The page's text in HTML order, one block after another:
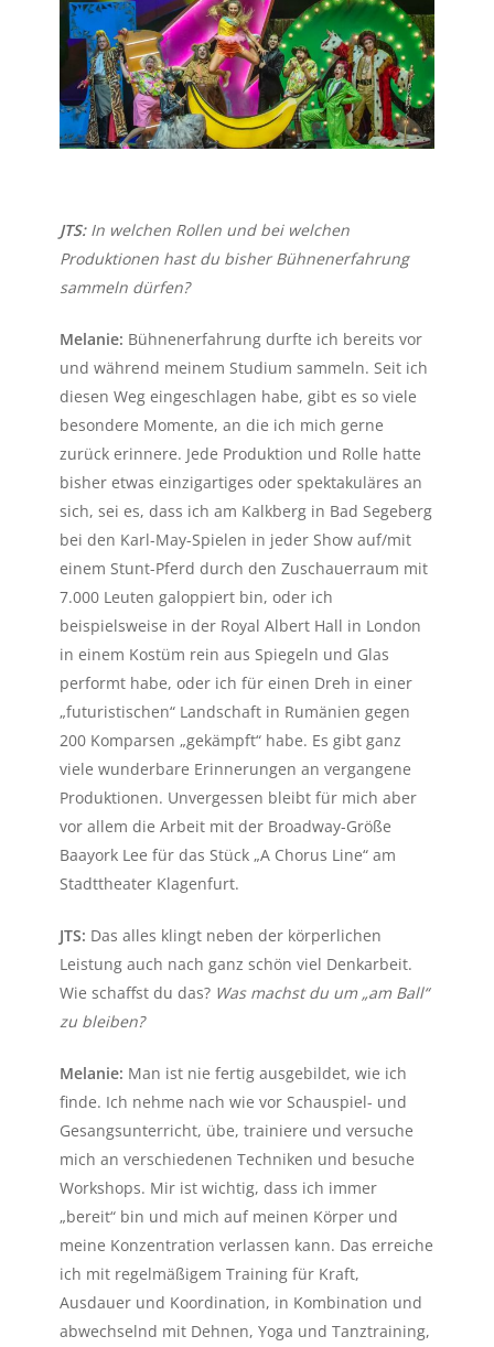
JTS:In welchen Rollen und bei welchen
Produktionen hast du bisher Bühnenerfahrung
sammeln dürfen?
Melanie: Bühnenerfahrung durfte ich bereits vor
und während meinem Studium sammeln. Seit ich
diesen Weg eingeschlagen habe, gibt es so viele
besondere Momente, an die ich mich gerne
zurück erinnere. Jede Produktion und Rolle hatte
bisher etwas einzigartiges oder spektakuläres an
sich, sei es, dass ich am Kalkberg in Bad Segeberg
bei den Karl-May-Spielen in jeder Show auf/mit
einem Stunt-Pferd durch den Zuschauerraum mit
7.000 Leuten galoppiert bin, oder ich
beispielsweise in der Royal Albert Hall in London
in einem Kostüm rein aus Spiegeln und Glas
performt habe, oder ich für einen Dreh in einer
„futuristischen“ Landschaft in Rumänien gegen
200 Komparsen „gekämpft“ habe. Es gibt ganz
viele wunderbare Erinnerungen an vergangene
Produktionen. Unvergessen bleibt für mich aber
vor allem die Arbeit mit der Broadway-Größe
Baayork Lee für das Stück „A Chorus Line“ am
Stadttheater Klagenfurt.
JTS: Das alles klingt neben der körperlichen
Leistung auch nach ganz schön viel Denkarbeit.
Wie schaffst du das? Was machst du um „am Ball“
zu bleiben?
Melanie: Man ist nie fertig ausgebildet, wie ich
finde. Ich nehme nach wie vor Schauspiel- und
Gesangsunterricht, übe, trainiere und versuche
mich an verschiedenen Techniken und besuche
Workshops. Mir ist wichtig, dass ich immer
„bereit“ bin und mich auf meinen Körper und
meine Konzentration verlassen kann. Das erreiche
ich mit regelmäßigem Training für Kraft,
Ausdauer und Koordination, in Kombination und
abwechselnd mit Dehnen, Yoga und Tanztraining,